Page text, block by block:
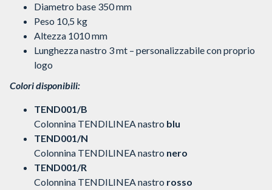
Diametro base 350 mm
Peso 10,5 kg
Altezza 1010 mm
Lunghezza nastro 3 mt – personalizzabile con proprio
logo
Colori disponibili:
TEND001/B
Colonnina TENDILINEA nastro blu
TEND001/N
Colonnina TENDILINEA nastro nero
TEND001/R
Colonnina TENDILINEA nastro rosso